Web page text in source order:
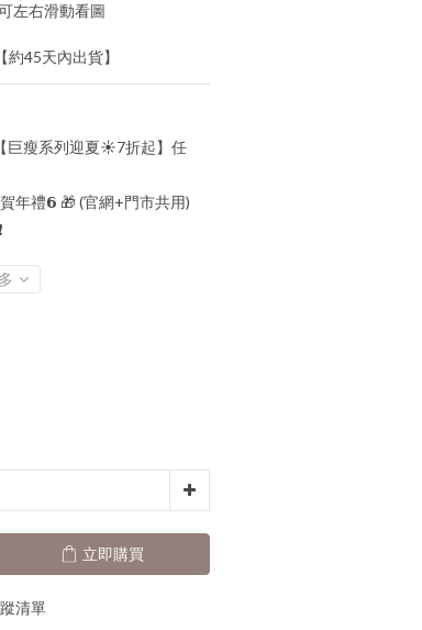
左右滑動看圖
45天內出貨】
巨瘦系列迎夏☀️7折起】任
年禮️𝟲 🎁 (官網+門市共用)
立即購買
清單